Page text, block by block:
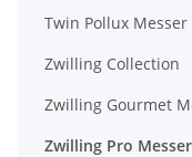
Twin Pollux Messer
Zwilling Collection
Zwilling Gourmet
Zwilling Pro Messer